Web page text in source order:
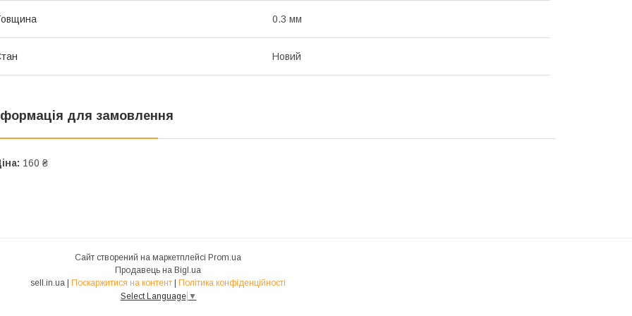
0.3 мм
Новий
для замовлення
160 ₴
Сайт створений на маркетплейсі Prom.ua
Продавець на Bigl.ua
sell.in.ua | Поскаржитися на контент | Політика конфіденційності
Select Language ▼